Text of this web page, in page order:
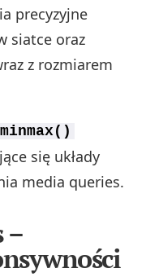
precyzyjne
siatce oraz
z rozmiarem
minmax()
się układy
media queries.
–